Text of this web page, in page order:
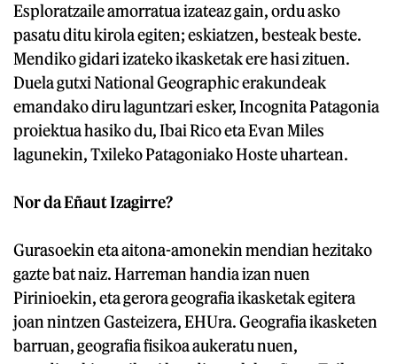
Esploratzaile amorratua izateaz gain, ordu asko
pasatu ditu kirola egiten; eskiatzen, besteak beste.
Mendiko gidari izateko ikasketak ere hasi zituen.
Duela gutxi National Geographic erakundeak
emandako diru laguntzari esker, Incognita Patagonia
proiektua hasiko du, Ibai Rico eta Evan Miles
lagunekin, Txileko Patagoniako Hoste uhartean.
Nor da Eñaut Izagirre?
Gurasoekin eta aitona-amonekin mendian hezitako
gazte bat naiz. Harreman handia izan nuen
Pirinioekin, eta gerora geografia ikasketak egitera
joan nintzen Gasteizera, EHUra. Geografia ikasketen
barruan, geografia fisikoa aukeratu nuen,